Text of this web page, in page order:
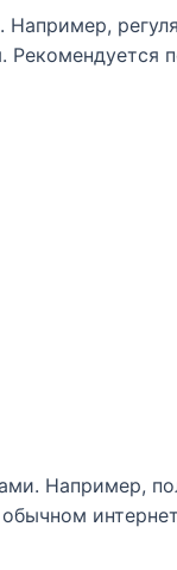
Например,